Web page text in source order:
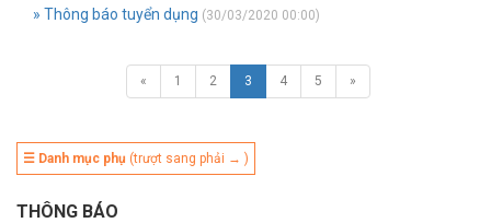
» Thông báo tuyển dụng (30/03/2020 00:00)
« 1 2 3 4 5 »
☰ Danh mục phụ (trượt sang phải → )
THÔNG BÁO